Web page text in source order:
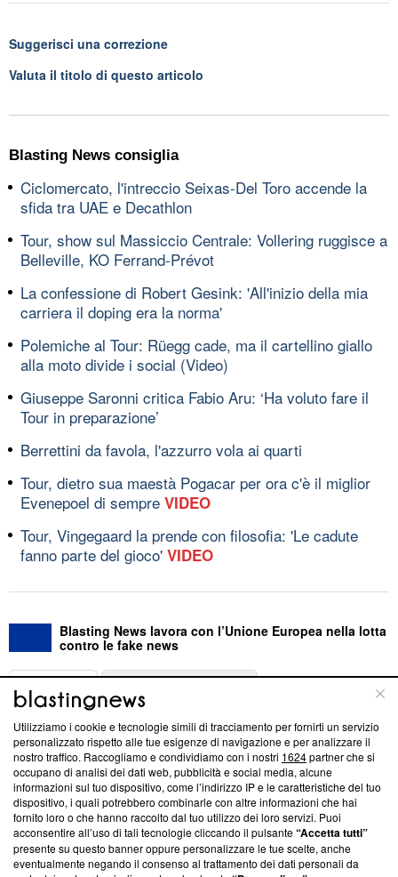
Suggerisci una correzione
Valuta il titolo di questo articolo
Blasting News consiglia
Ciclomercato, l'intreccio Seixas-Del Toro accende la
sfida tra UAE e Decathlon
Tour, show sul Massiccio Centrale: Vollering ruggisce a
Belleville, KO Ferrand-Prévot
La confessione di Robert Gesink: 'All'inizio della mia
carriera il doping era la norma'
Polemiche al Tour: Rüegg cade, ma il cartellino giallo
alla moto divide i social (Video)
Giuseppe Saronni critica Fabio Aru: ‘Ha voluto fare il
Tour in preparazione’
Berrettini da favola, l'azzurro vola ai quarti
Tour, dietro sua maestà Pogacar per ora c'è il miglior
Evenepoel di sempre VIDEO
Tour, Vingegaard la prende con filosofia: 'Le cadute
fanno parte del gioco' VIDEO
Blasting News lavora con l’Unione Europea nella lotta
contro le fake news
ABOUT
Questa sezione offre informazioni trasparenti su Blasting
News, sui nostri processi editoriali e su come ci impegniamo a
creare news di qualità. Inoltre, afferma la nostra aderenza a
‘Trust Project - News with Integrity’Blasting News non è
ancora membro del programma, ma ha richiesto di farne
parte; Trust Project non ha ancora effettuato una verifica di
conformità agli standard.
Utilizziamo i cookie e tecnologie simili di tracciamento per fornirti un servizio
personalizzato rispetto alle tue esigenze di navigazione e per analizzare il
nostro traffico. Raccogliamo e condividiamo con i nostri 1624partner che si
occupano di analisi dei dati web, pubblicità e social media, alcune
informazioni sul tuo dispositivo, come l’indirizzo IP e le caratteristiche del tuo
dispositivo, i quali potrebbero combinarle con altre informazioni che hai
fornito loro o che hanno raccolto dal tuo utilizzo dei loro servizi. Puoi
acconsentire all’uso di tali tecnologie cliccando il pulsante“Accetta tutti”
presente su questo banner oppure personalizzare le tue scelte, anche
eventualmente negando il consenso al trattamento dei dati personali da